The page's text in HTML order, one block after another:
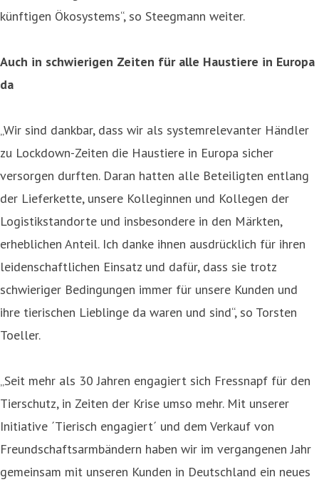
künftigen Ökosystems“, so Steegmann weiter.
Auch in schwierigen Zeiten für alle Haustiere in Europa
da
„Wir sind dankbar, dass wir als systemrelevanter Händler
zu Lockdown-Zeiten die Haustiere in Europa sicher
versorgen durften. Daran hatten alle Beteiligten entlang
der Lieferkette, unsere Kolleginnen und Kollegen der
Logistikstandorte und insbesondere in den Märkten,
erheblichen Anteil. Ich danke ihnen ausdrücklich für ihren
leidenschaftlichen Einsatz und dafür, dass sie trotz
schwieriger Bedingungen immer für unsere Kunden und
ihre tierischen Lieblinge da waren und sind“, so Torsten
Toeller.
„Seit mehr als 30 Jahren engagiert sich Fressnapf für den
Tierschutz, in Zeiten der Krise umso mehr. Mit unserer
Initiative ´Tierisch engagiert´ und dem Verkauf von
Freundschaftsarmbändern haben wir im vergangenen Jahr
gemeinsam mit unseren Kunden in Deutschland ein neues